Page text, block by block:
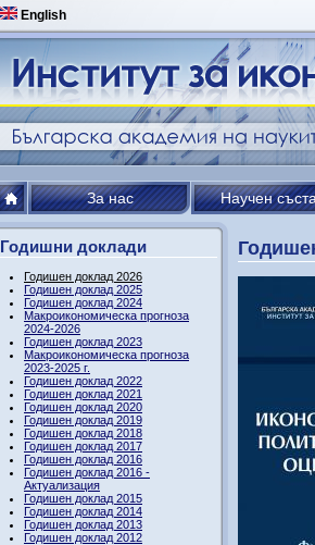
English
За нас Научен
Годишни доклади
Годишен доклад 2026
Годишен доклад 2025
Годишен доклад 2024
Макроикономическа прогноза
2024-2026
Годишен доклад 2023
Макроикономическа прогноза
2023-2025 г.
Годишен доклад 2022
Годишен доклад 2021
Годишен доклад 2020
Годишен доклад 2019
Годишен доклад 2018
Годишен доклад 2017
Годишен доклад 2016
Годишен доклад 2016 -
Актуализация
Годишен доклад 2015
Годишен доклад 2014
Годишен доклад 2013
Годишен доклад 2012